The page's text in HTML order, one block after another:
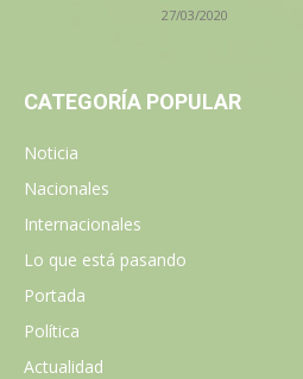
27/03/2020
CATEGORÍA POPULAR
Noticia
Nacionales
Internacionales
Lo que está pasando
Portada
Política
Actualidad